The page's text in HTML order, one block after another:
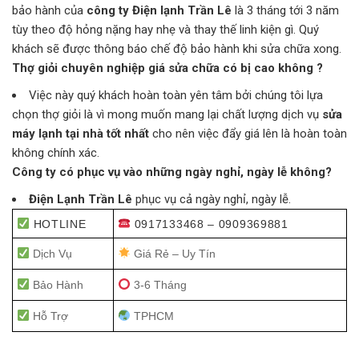
bảo hành của công ty Điện lạnh Trần Lê là 3 tháng tới 3 năm
tùy theo độ hỏng nặng hay nhẹ và thay thế linh kiện gì. Quý
khách sẽ được thông báo chế độ bảo hành khi sửa chữa xong.
Thợ giỏi chuyên nghiệp giá sửa chữa có bị cao không ?
Việc này quý khách hoàn toàn yên tâm bởi chúng tôi lựa
chọn thợ giỏi là vì mong muốn mang lại chất lượng dịch vụ sửa
máy lạnh tại nhà tốt nhất cho nên việc đẩy giá lên là hoàn toàn
không chính xác.
Công ty có phục vụ vào những ngày nghỉ, ngày lễ không?
Điện Lạnh Trần Lê phục vụ cả ngày nghỉ, ngày lễ.
HOTLINE 0917133468 – 0909369881
Dịch Vụ Giá Rẻ – Uy Tín
Bảo Hành 3-6 Tháng
Hỗ Trợ TPHCM